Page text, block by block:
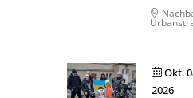
Okt.
2026